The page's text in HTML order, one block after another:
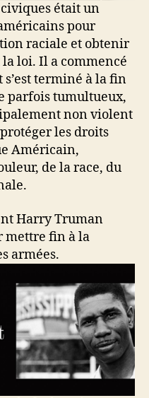
était un
pour
raciale et obtenir
loi. Il a commencé
s’est terminé à la fin
parfois tumultueux,
non violent
les droits
Américain,
de la race, du
Harry Truman
mettre fin à la
armées.